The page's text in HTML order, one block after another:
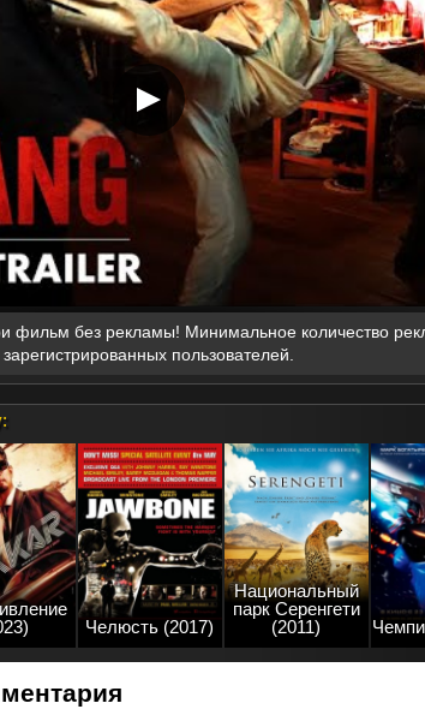
фильм без рекламы! Минимальное количество
зарегистрированных пользователей.
Челюсть (2017)
Национальный
парк Серенгети
(2011)